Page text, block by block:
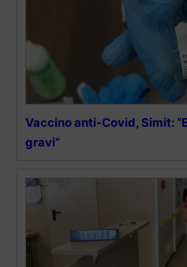
Vaccino anti-Covid, Simit:
gravi”